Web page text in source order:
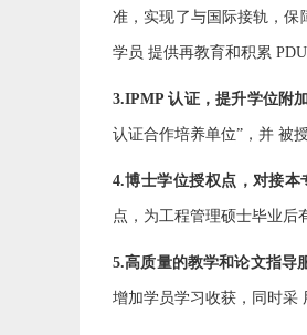
准，实现了与国际接轨，保
学员 提供再教育和积累 PDU
3.IPMP 认证，提升学位附
认证合作培养单位”，并 被
4.博士学位授权点，对接本
点，为工程管理硕士毕业后
5.高质量的教学和论文指导
增加学员学习收获，同时采